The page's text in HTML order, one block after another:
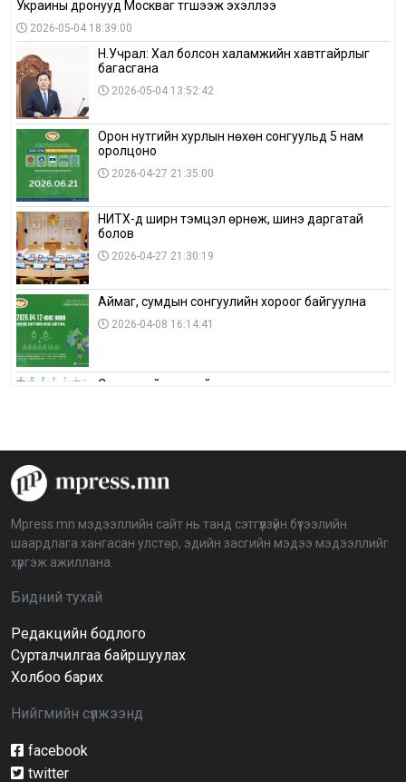
Украины дронууд Москваг түгшээж эхэллээ
2026-05-04 18:39:00
Н.Учрал: Хал болсон халамжийн хавтгайрлыг
багасгана
2026-05-04 13:52:42
Орон нутгийн хурлын нөхөн сонгуульд 5 нам
оролцоно
2026-04-27 21:35:00
НИТХ-д ширүүн тэмцэл өрнөж, шинэ даргатай
болов
2026-04-27 21:30:19
Аймаг, сумдын сонгуулийн хороог байгуулна
2026-04-08 16:14:41
Сонгуулийн хуулийн зөрчил, шалгах,
аймагт үргэлжилж байна
BTS-ийн тоглолтыг Netflix дэлхий даяар шууд
дамжуулна
Иргэдийн төлөөлөгчдийн хурлын 2026 оны
нөхөн сонгууль 6 дугаар сарын 21-нд болно
Д.Тэгшбаяр: НҮБ-ын тогтоол санаачилж,
Mpress.mn мэдээллийн сайт нь танд сэтгүүлзүйн бүтээлийн
шаардлага хангасан улстөр, эдийн засгийн мэдээ мэдээллийг
хүргэж ажиллана.
Бидний тухай
Редакцийн бодлого
Сурталчилгаа байршуулах
Холбоо барих
Нийгмийн сүлжээнд
facebook
twitter